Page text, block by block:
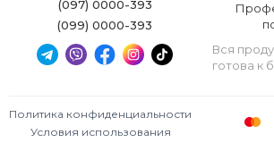
Выбор винилового проигрывателя
(097) 0000-393
(099) 0000-393
Вся
готова к
Политика конфиденциальности
Условия использования